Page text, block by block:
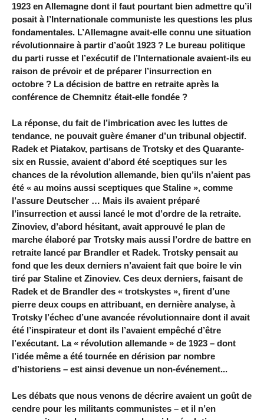
1923 en Allemagne dont il faut pourtant bien admettre qu’il
posait à l’Internationale communiste les questions les plus
fondamentales. L’Allemagne avait-elle connu une situation
révolutionnaire à partir d’août 1923 ? Le bureau politique
du parti russe et l’exécutif de l’Internationale avaient-ils eu
raison de prévoir et de préparer l’insurrection en
octobre ? La décision de battre en retraite après la
conférence de Chemnitz était-elle fondée ?
La réponse, du fait de l’imbrication avec les luttes de
tendance, ne pouvait guère émaner d’un tribunal objectif.
Radek et Piatakov, partisans de Trotsky et des Quarante-
six en Russie, avaient d’abord été sceptiques sur les
chances de la révolution allemande, bien qu’ils n’aient pas
été « au moins aussi sceptiques que Staline », comme
l’assure Deutscher … Mais ils avaient préparé
l’insurrection et aussi lancé le mot d’ordre de la retraite.
Zinoviev, d’abord hésitant, avait approuvé le plan de
marche élaboré par Trotsky mais aussi l’ordre de battre en
retraite lancé par Brandler et Radek. Trotsky pensait au
fond que les deux derniers n’avaient fait que boire le vin
tiré par Staline et Zinoviev. Ces deux derniers, faisant de
Radek et de Brandler des « trotskystes », firent d’une
pierre deux coups en attribuant, en dernière analyse, à
Trotsky l’échec d’une avancée révolutionnaire dont il avait
été l’inspirateur et dont ils l’avaient empêché d’être
l’exécutant. La « révolution allemande » de 1923 – dont
l’idée même a été tournée en dérision par nombre
d’historiens – est ainsi devenue un non-événement...
Les débats que nous venons de décrire avaient un goût de
cendre pour les militants communistes – et il n’en